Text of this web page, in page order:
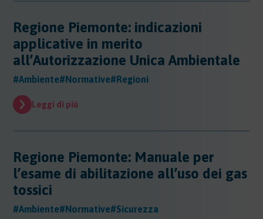
Notizie
Regioni
Regioni
Regioni - Basilicata
Regioni - Calabria
Regioni - Lazio
Regioni - Liguria
Regioni - Lombardia
Regioni - Molise
Sicurezza
Sicurezza - PED
Sicurezza - DPI
Sicurezza - Macchine
Sicurezza - Rischio chimico
Sicurezza - Rischio cancerogeno/mutageno
Sostanze
Sostanze - Pericolose
Sostanze - Trasporto Merci
Sostanze - Schede di Sicurezza
Sostanze - GHS/CLP/REACH
Sostenibilita
Sostenibilità
Trasporti
Regione Piemonte: indicazioni
applicative in merito
all’Autorizzazione Unica Ambientale
#Ambiente#Normative#Regioni
Leggi di più
Regione Piemonte: Manuale per
l’esame di abilitazione all’uso dei gas
tossici
#Ambiente#Normative#Sicurezza